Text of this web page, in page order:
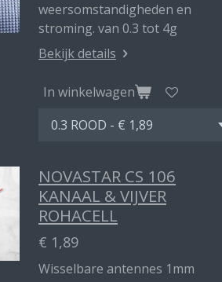
weersomstandigheden en
stroming. van 0.3 tot 4g
Bekijk details
In winkelwagen
NOVASTAR CS 106
KANAAL & VIJVER
ROHACELL
€ 1,89
Wisselbare antennes 1mm